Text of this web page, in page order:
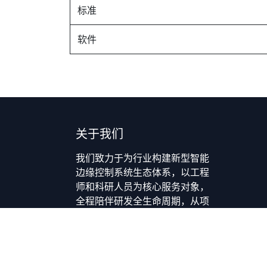
标准
软件
关于我们
我们致力于为行业构建新型智能
边缘控制系统生态体系，以工程
师和科研人员为核心服务对象，
全程陪伴研发全生命周期，从项